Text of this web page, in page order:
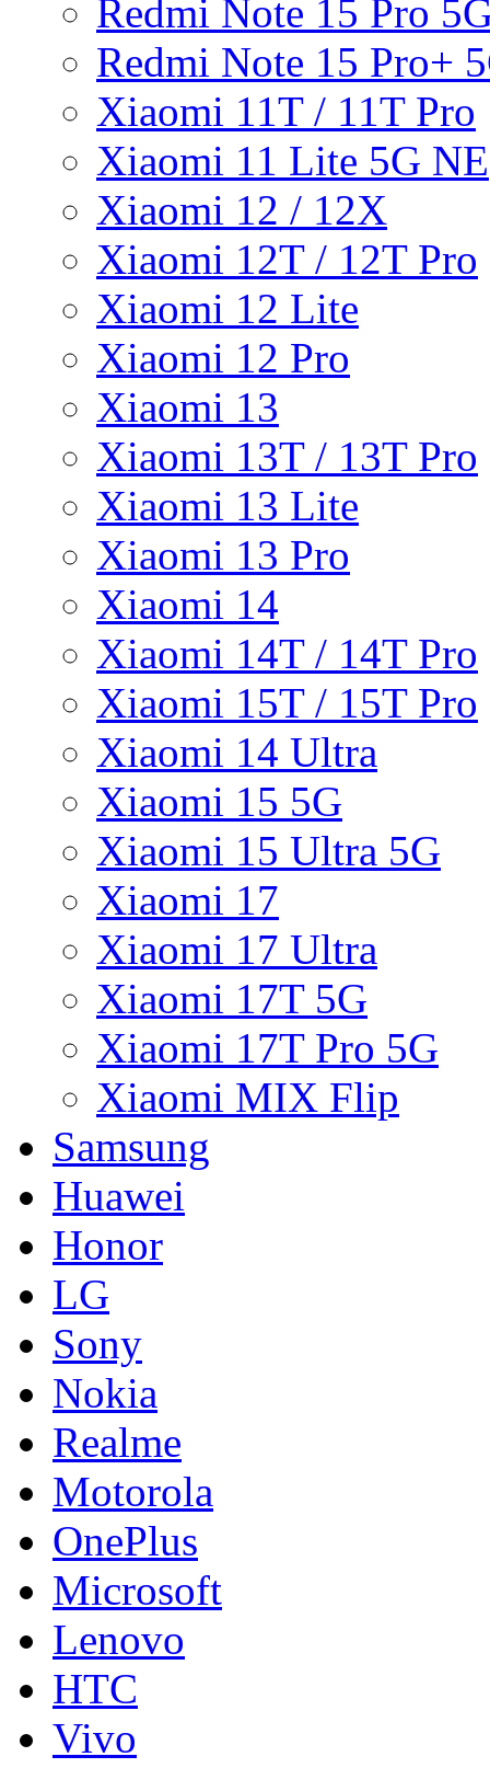
Redmi Note 15 Pro
Redmi Note 15 Pro+
Xiaomi 11T / 11T Pro
Xiaomi 11 Lite 5G NE
Xiaomi 12 / 12X
Xiaomi 12T / 12T Pro
Xiaomi 12 Lite
Xiaomi 12 Pro
Xiaomi 13
Xiaomi 13T / 13T Pro
Xiaomi 13 Lite
Xiaomi 13 Pro
Xiaomi 14
Xiaomi 14T / 14T Pro
Xiaomi 15T / 15T Pro
Xiaomi 14 Ultra
Xiaomi 15 5G
Xiaomi 15 Ultra 5G
Xiaomi 17
Xiaomi 17 Ultra
Xiaomi 17T 5G
Xiaomi 17T Pro 5G
Xiaomi MIX Flip
Samsung
Huawei
Honor
LG
Sony
Nokia
Realme
Motorola
OnePlus
Microsoft
Lenovo
HTC
Vivo